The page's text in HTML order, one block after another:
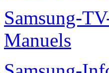
Samsung-
Manuels